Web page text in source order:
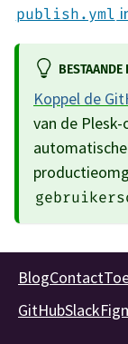
publish.yml
Koppel de
van de
BlogContact
GitHubSlack